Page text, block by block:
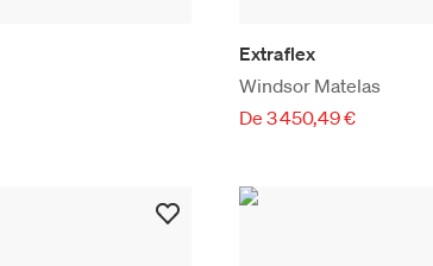
Extraflex
Windsor Matelas
De 3 450,49 €